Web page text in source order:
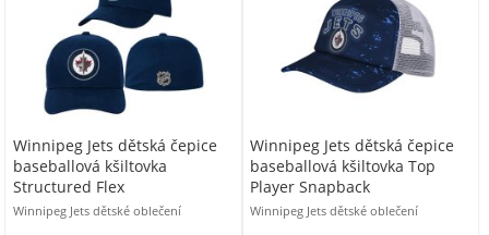
Winnipeg Jets dětská čepice
baseballová kšiltovka
Structured Flex
Winnipeg Jets dětské oblečení
Winnipeg Jets dětská čepice
baseballová kšiltovka Top
Player Snapback
Winnipeg Jets dětské oblečení